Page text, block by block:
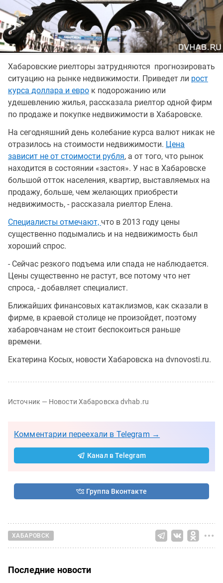
Хабаровские риелторы затрудняются прогнозировать
ситуацию на рынке недвижимости. Приведет ли рост
курса доллара и евро к подорожанию или
удешевлению жилья, рассказала риелтор одной фирм
по продаже и покупке недвижимости в Хабаровске.
На сегодняшний день колебание курса валют никак не
отразилось на стоимости недвижимости. Цена
зависит не от стоимости рубля, а от того, что рынок
находится в состоянии «застоя». У нас в Хабаровске
большой отток населения, квартир, выставляемых на
продажу, больше, чем желающих приобрести
недвижимость, - рассказала риелтор Елена.
Специалисты отмечают, что в 2013 году цены
существенно подымались и на недвижимость был
хороший спрос.
- Сейчас резкого подъема или спада не наблюдается.
Цены существенно не растут, все потому что нет
спроса, - добавляет специалист.
Ближайших финансовых катаклизмов, как сказали в
фирме, в краевой столице не произойдет, поэтому
хабаровчанам не стоит беспокоиться раньше
времени.
Екатерина Косых, новости Хабаровска на dvnovosti.ru.
Источник — Новости Хабаровска dvhab.ru
Комментарии переехали в Telegram →
Канал в Telegram
Группа Вконтакте
ХАБАРОВСК
Последние новости